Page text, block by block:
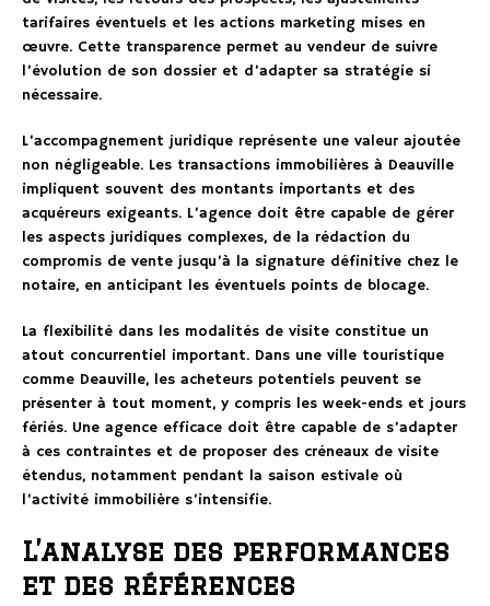
tarifaires éventuels et les actions marketing mises en
œuvre. Cette transparence permet au vendeur de suivre
l’évolution de son dossier et d’adapter sa stratégie si
nécessaire.
L’accompagnement juridique représente une valeur ajoutée
non négligeable. Les transactions immobilières à Deauville
impliquent souvent des montants importants et des
acquéreurs exigeants. L’agence doit être capable de gérer
les aspects juridiques complexes, de la rédaction du
compromis de vente jusqu’à la signature définitive chez le
notaire, en anticipant les éventuels points de blocage.
La flexibilité dans les modalités de visite constitue un
atout concurrentiel important. Dans une ville touristique
comme Deauville, les acheteurs potentiels peuvent se
présenter à tout moment, y compris les week-ends et jours
fériés. Une agence efficace doit être capable de s’adapter
à ces contraintes et de proposer des créneaux de visite
étendus, notamment pendant la saison estivale où
l’activité immobilière s’intensifie.
L’analyse des performances
et des références